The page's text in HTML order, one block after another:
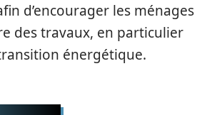
d’encourager les ménages
des travaux, en particulier
énergétique.